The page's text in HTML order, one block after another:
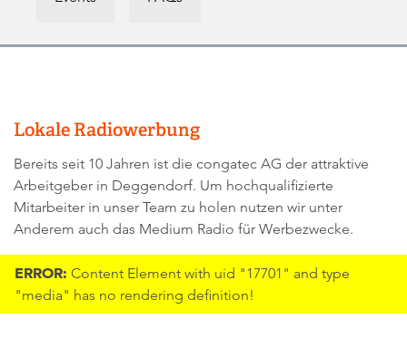
Lokale Radiowerbung
Bereits seit 10 Jahren ist die congatec AG der attraktive
Arbeitgeber in Deggendorf. Um hochqualifizierte
Mitarbeiter in unser Team zu holen nutzen wir unter
Anderem auch das Medium Radio für Werbezwecke.
ERROR: Content Element with uid "17701" and type
"media" has no rendering definition!